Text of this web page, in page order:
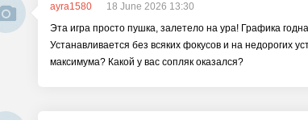
ayra1580
18 June 2026 13:30
Эта игра просто пушка, залетело на ура! Графика
Устанавливается без всяких фокусов и на недорогих
максимума? Какой у вас сопляк оказался?